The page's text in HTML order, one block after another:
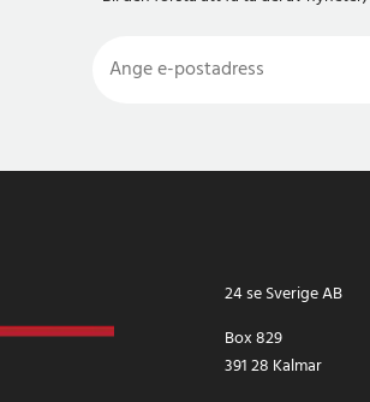
24 se Sverige AB
Box 829
391 28 Kalmar